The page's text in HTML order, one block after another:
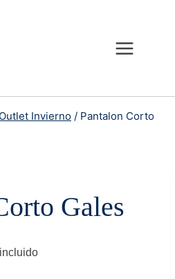
Outlet Invierno / Pantalon Corto
Gales
incluido